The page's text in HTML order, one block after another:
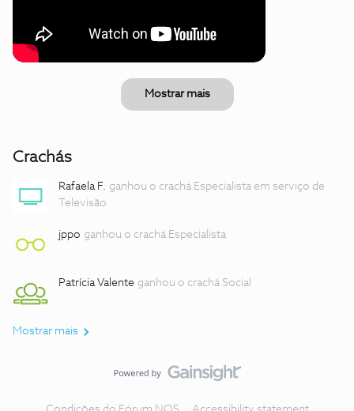
Mostrar mais
Crachás
Rafaela F. ganhou o crachá Especialista em serviço de
Televisão
jppo ganhou o crachá Especialista
Patrícia Valente ganhou o crachá Social
Mostrar mais